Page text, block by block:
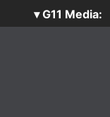
▾ G11 Media:
SecurityOpenLab